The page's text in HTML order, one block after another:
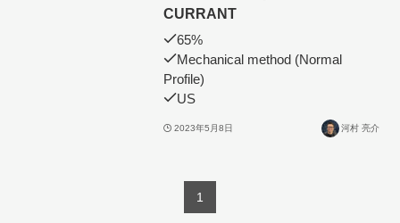
CURRANT
65%
Mechanical method (Normal
Profile)
US
2023年5月8日 河村 亮介
1